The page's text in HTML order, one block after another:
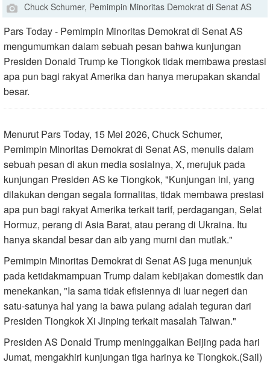
Chuck Schumer, Pemimpin Minoritas Demokrat di Senat AS
Pars Today - Pemimpin Minoritas Demokrat di Senat AS
mengumumkan dalam sebuah pesan bahwa kunjungan
Presiden Donald Trump ke Tiongkok tidak membawa prestasi
apa pun bagi rakyat Amerika dan hanya merupakan skandal
besar.
Menurut Pars Today, 15 Mei 2026, Chuck Schumer,
Pemimpin Minoritas Demokrat di Senat AS, menulis dalam
sebuah pesan di akun media sosialnya, X, merujuk pada
kunjungan Presiden AS ke Tiongkok, "Kunjungan ini, yang
dilakukan dengan segala formalitas, tidak membawa prestasi
apa pun bagi rakyat Amerika terkait tarif, perdagangan, Selat
Hormuz, perang di Asia Barat, atau perang di Ukraina. Itu
hanya skandal besar dan aib yang murni dan mutlak."
Pemimpin Minoritas Demokrat di Senat AS juga menunjuk
pada ketidakmampuan Trump dalam kebijakan domestik dan
menekankan, "Ia sama tidak efisiennya di luar negeri dan
satu-satunya hal yang ia bawa pulang adalah teguran dari
Presiden Tiongkok Xi Jinping terkait masalah Taiwan."
Presiden AS Donald Trump meninggalkan Beijing pada hari
Jumat, mengakhiri kunjungan tiga harinya ke Tiongkok.(Sail)